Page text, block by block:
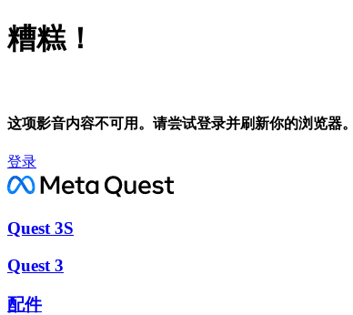
糟糕！
这项影音内容不可用。请尝试登录并刷新你的浏览器。
登录
Quest 3S
Quest 3
配件